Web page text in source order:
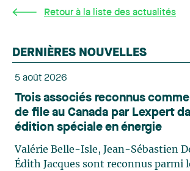
Retour à la liste des actualités
DERNIÈRES NOUVELLES
5 août 2026
Trois associés reconnus
de file au Canada par Lexpert
édition spéciale en énergie
Valérie Belle-Isle, Jean-Sébastien
Édith Jacques sont reconnus parmi